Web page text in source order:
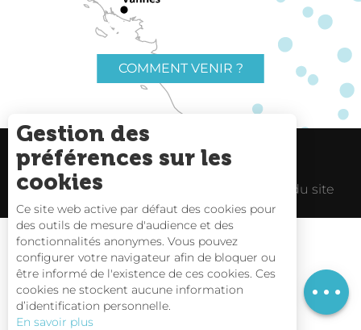
Horaires
COMMENT VENIR ?
Charte du voyageur Liens utiles
Espace Pro Plan du site
Carte interactive
Gestion des
préférences sur les
cookies
Ce site web active par défaut des cookies pour
des outils de mesure d'audience et des
fonctionnalités anonymes. Vous pouvez
configurer votre navigateur afin de bloquer ou
être informé de l'existence de ces cookies. Ces
cookies ne stockent aucune information
d’identification personnelle.
En savoir plus